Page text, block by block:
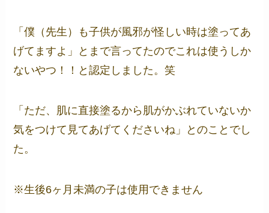
「僕（先生）も子供が風邪が怪しい時は塗ってあ
げてますよ」とまで言ってたのでこれは使うしか
ないやつ！！と認定しました。笑
「ただ、肌に直接塗るから肌がかぶれていないか
気をつけて見てあげてくださいね」とのことでし
た。
※生後6ヶ月未満の子は使用できません